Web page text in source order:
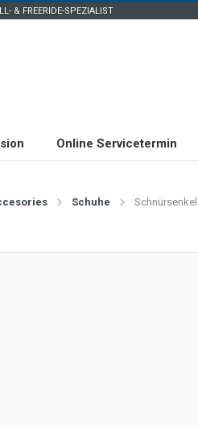
& FREERIDE-SPEZIALIST
Online Servicetermin
Schuhe Schnürsenkel